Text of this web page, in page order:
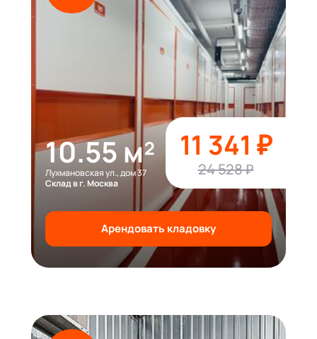
10.55 м²
Лухмановская ул., дом 37
Склад в г. Москва
11 341 ₽
24 528 ₽
Арендовать кладовку